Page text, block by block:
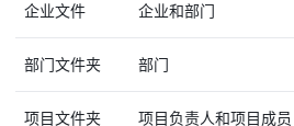
企业文件 企业和部门
部门文件夹 部门
项目文件夹 项目负责人和项目成员